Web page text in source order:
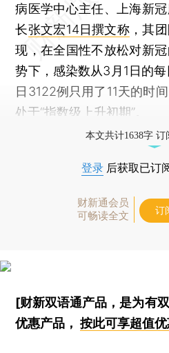
病医学中心主任、上海新
长张文宏14日撰文称 ，其
现，在全国性不放松对新
势下，感染数从3月1日的
日3122例只用了11天的时
处于“指数级上升初期”。
本文共计1638字
登录 后获取已订
财新通会员
可畅读全文
订
[财新双语通产品，是为有
优惠产品，按此可享超值